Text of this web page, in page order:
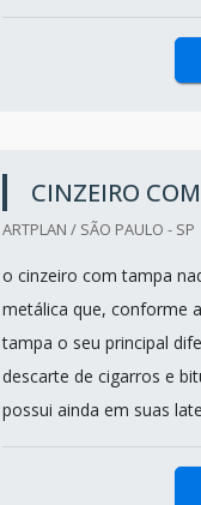
CINZEIRO
ARTPLAN / SÃO PAULO - SP
o cinzeiro com tampa
metálica que, conforme
tampa o seu principal
descarte de cigarros e
possui ainda em suas